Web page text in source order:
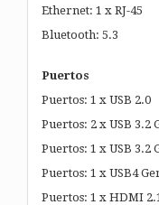
Ethernet: 1 x RJ-45
Bluetooth: 5.3
Puertos
Puertos: 1 x USB 2.0
Puertos: 2 x USB 3.2
Puertos: 1 x USB 3.2
Puertos: 1 x USB4
Puertos: 1 x HDMI 2.1